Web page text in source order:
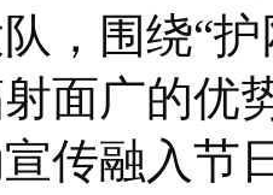
，围绕“
面广的优
传融入节